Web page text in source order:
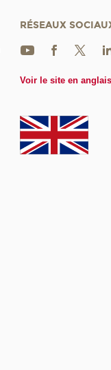
RÉSEAUX
Voir le site en anglais